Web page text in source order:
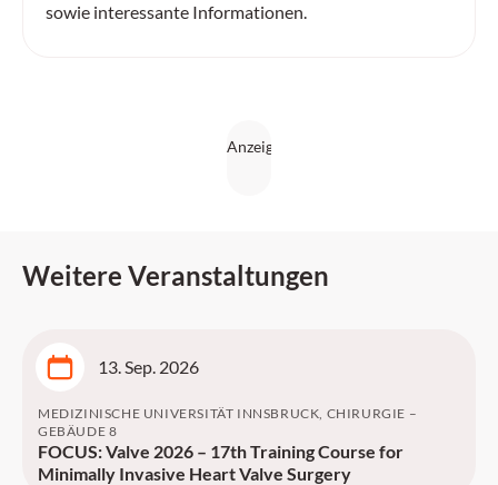
sowie interessante Informationen.
Weitere Veranstaltungen
13. Sep. 2026
MEDIZINISCHE UNIVERSITÄT INNSBRUCK, CHIRURGIE –
GEBÄUDE 8
FOCUS: Valve 2026 – 17th Training Course for
Minimally Invasive Heart Valve Surgery